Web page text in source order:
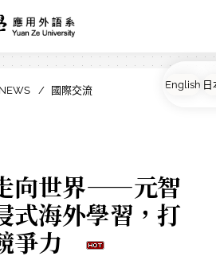
NEWS 國際交流
向世界——元智
式海外學習，打
爭力